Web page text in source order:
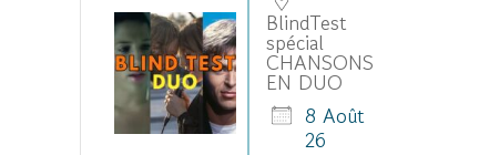
BlindTest
spécial
CHANSONS
EN DUO
8 Août
26